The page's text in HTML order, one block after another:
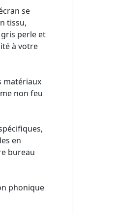
se
tissu,
perle et
à votre
matériaux
non feu
en
bureau
phonique